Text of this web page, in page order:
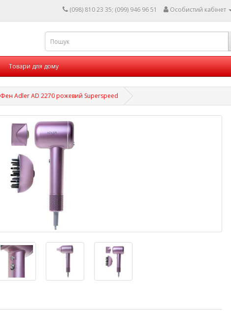
(098) 810 23 35; (099) 946 96 51 Особистий кабінет
Товари для дому
Фен Adler AD 2270 рожевий Superspeed